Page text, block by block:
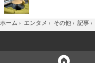
ホーム › エンタメ › その他 › 記事 ›